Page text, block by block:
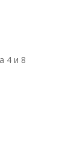
4 и 8